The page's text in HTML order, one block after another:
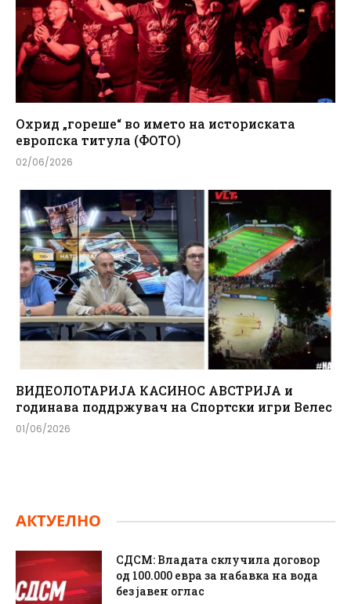
Охрид „гореше“ во името на историската
европска титула (ФОТО)
02/06/2026
ВИДЕОЛОТАРИЈА КАСИНОС АВСТРИЈА и
годинава поддржувач на Спортски игри Велес
01/06/2026
АКТУЕЛНО
СДСМ: Владата склучила договор
од 100.000 евра за набавка на вода
без јавен оглас